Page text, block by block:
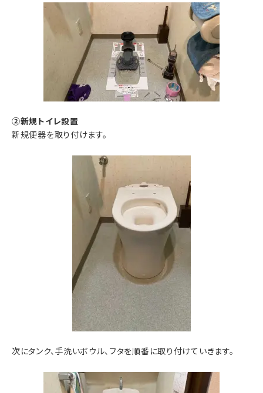
②新規トイレ設置
新規便器を取り付けます。
次にタンク、手洗いボウル、フタを順番に取り付けていきます。